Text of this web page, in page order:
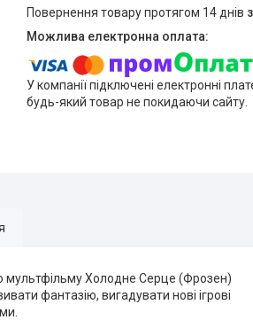
повернення товару протягом 14 днів
У компанії підключені електронні
будь-який товар не покидаючи сайту.
мультфільму Холодне Серце (Фрозен)
фантазію, вигадувати нові ігрові